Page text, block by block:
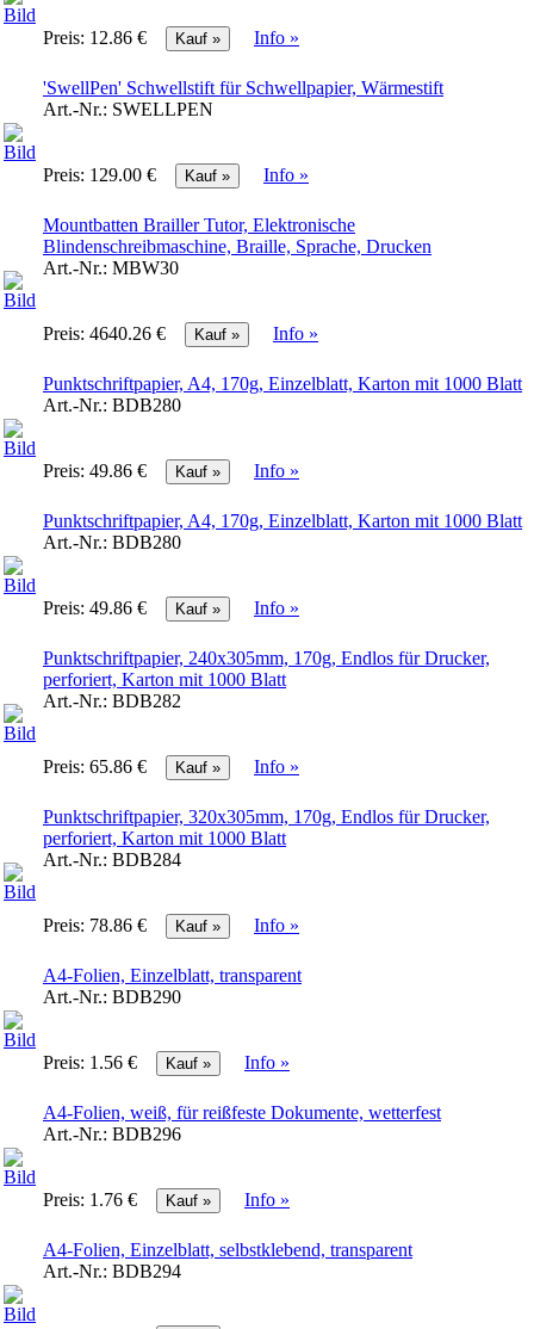
Preis: 12.86 € Info »
'SwellPen' Schwellstift für Schwellpapier, Wärmestift
Art.-Nr.: SWELLPEN
Preis: 129.00 € Info »
Mountbatten Brailler Tutor, Elektronische
Blindenschreibmaschine, Braille, Sprache, Drucken
Art.-Nr.: MBW30
Preis: 4640.26 € Info »
Punktschriftpapier, A4, 170g, Einzelblatt, Karton mit 1000 Blatt
Art.-Nr.: BDB280
Preis: 49.86 € Info »
Punktschriftpapier, A4, 170g, Einzelblatt, Karton mit 1000 Blatt
Art.-Nr.: BDB280
Preis: 49.86 € Info »
Punktschriftpapier, 240x305mm, 170g, Endlos für Drucker,
perforiert, Karton mit 1000 Blatt
Art.-Nr.: BDB282
Preis: 65.86 € Info »
Punktschriftpapier, 320x305mm, 170g, Endlos für Drucker,
perforiert, Karton mit 1000 Blatt
Art.-Nr.: BDB284
Preis: 78.86 € Info »
A4-Folien, Einzelblatt, transparent
Art.-Nr.: BDB290
Preis: 1.56 € Info »
A4-Folien, weiß, für reißfeste Dokumente, wetterfest
Art.-Nr.: BDB296
Preis: 1.76 € Info »
A4-Folien, Einzelblatt, selbstklebend, transparent
Art.-Nr.: BDB294